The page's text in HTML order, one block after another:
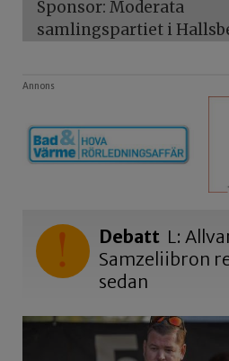
Sponsor: Moderata
samlingspartiet i
Annons
Debatt L:
Samzeliibron
sedan